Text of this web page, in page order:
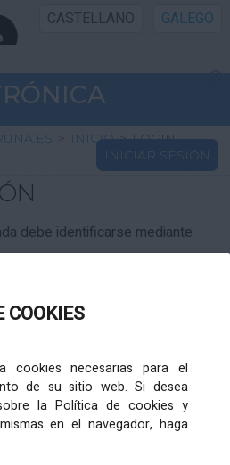
cookies necesarias para el
de su sitio web. Si desea
la Política de cookies y
en el navegador, haga
CASTELLANO GALEGO
SEDE
INICIO
PÚBLICA
CIDADÁN
> INICIO > LOGIN
INICIAR SESIÓN
debe identificarse mediante